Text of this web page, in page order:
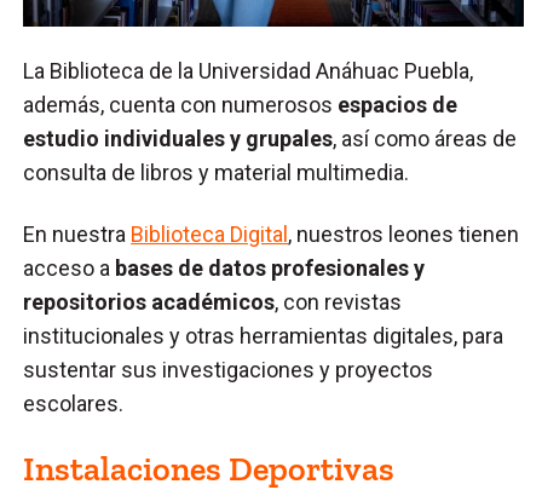
La Biblioteca de la Universidad Anáhuac Puebla,
además, cuenta con numerosos espacios de
estudio individuales y grupales, así como áreas de
consulta de libros y material multimedia.
En nuestra Biblioteca Digital , nuestros leones tienen
acceso a bases de datos profesionales y
repositorios académicos, con revistas
institucionales y otras herramientas digitales, para
sustentar sus investigaciones y proyectos
escolares.
Instalaciones Deportivas